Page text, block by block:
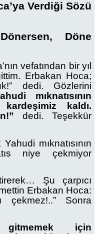
Verdiği Sözü
Döne
vefatından bir yıl
Erbakan Hoca;
dedi. Gözlerini
mıknatısının
kaldı.
dedi. Teşekkür
mıknatısının
niye çekmiyor
Şu çarpıcı
Erbakan Hoca:
çekmez!..” Sonra
gitmemek için